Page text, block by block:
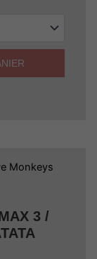
3 /